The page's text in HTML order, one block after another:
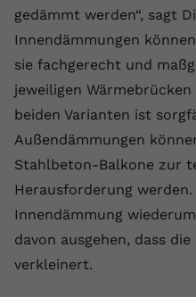
gedämmt werden“, sagt
Innendämmungen
sie fachgerecht und
jeweiligen
beiden Varianten ist
Außendämmungen
Stahlbeton-Balkone zur
Herausforderung
Innendämmung
davon ausgehen, dass
verkleinert.
Name CONSENT
Anbieter
Laufzeit 2 Jahre
Zweck
YouTube
registriert
Name yt-remote-